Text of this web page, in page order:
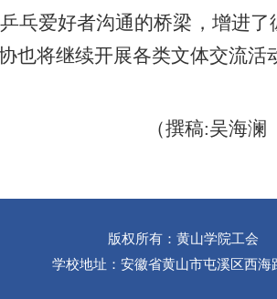
乓爱好者沟通的桥梁，增进
也将继续开展各类文体交流活
（撰稿:吴海澜
版权所有：黄山学院工会
学校地址：安徽省黄山市屯溪区西海